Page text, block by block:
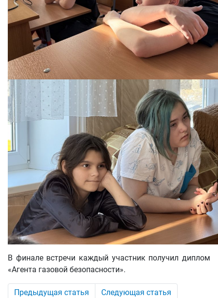
В финале встречи каждый участник получил диплом
«Агента газовой безопасности».
Предыдущая статья Следующая статья